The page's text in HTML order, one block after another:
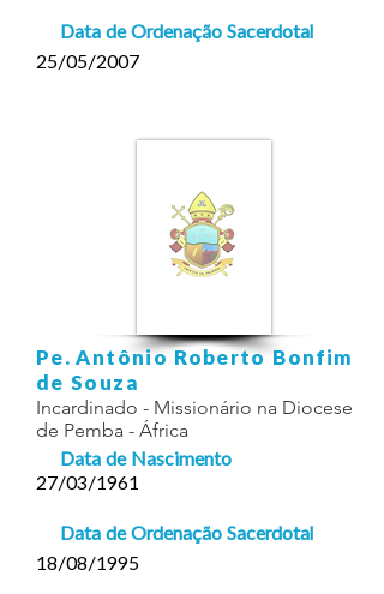
Data de Ordenação Sacerdotal
25/05/2007
Pe. Antônio Roberto Bonfim
de Souza
Incardinado - Missionário na Diocese
de Pemba - África
Data de Nascimento
27/03/1961
Data de Ordenação Sacerdotal
18/08/1995